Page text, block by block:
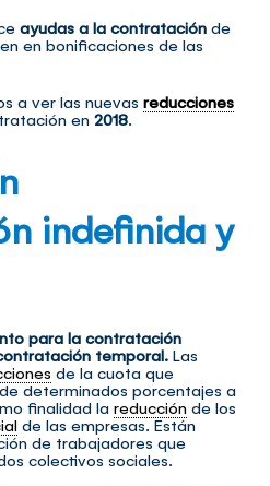
ayudas a la contratación de
en bonificaciones de las
a ver las nuevas reducciones
en 2018.
indefinida y
para la contratación
temporal. Las
de la cuota que
determinados porcentajes a
finalidad la reducción de los
de las empresas. Están
de trabajadores que
colectivos sociales.